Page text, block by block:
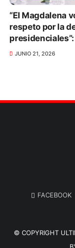
“El Magdalena
respeto por la
JUNIO 21, 2026
FACEBOOK
© COPYRIGHT